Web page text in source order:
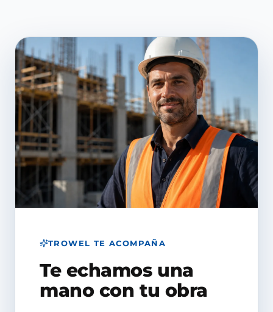
TROWEL TE ACOMPAÑA
Te echamos una
mano con tu obra